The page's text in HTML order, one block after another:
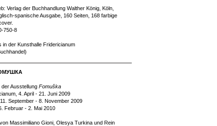
Verlag der Buchhandlung Walther König, Köln,
spanische Ausgabe, 160 Seiten, 168 farbige
750-8
in der Kunsthalle Fridericianum
Ausstellung Fomuška
4. April - 21. Juni 2009
September - 8. November 2009
Februar - 2. Mai 2010
Massimiliano Gioni, Olesya Turkina und Rein